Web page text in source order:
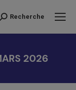
Recherche
Recherche
2026